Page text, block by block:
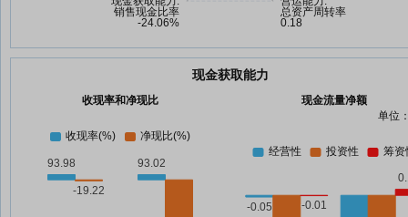
现金获取能力
收现率和净现比
现金流量净额
单位